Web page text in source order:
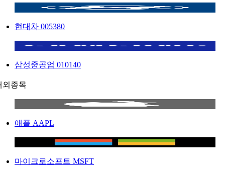
현대차 005380
삼성중공업 010140
외종목
애플 AAPL
마이크로소프트 MSFT